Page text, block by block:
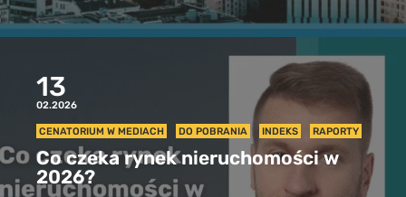
13
02.2026
CENATORIUM W MEDIACH DO POBRANIA INDEKS RAPORTY
Co czeka rynek nieruchomości w
2026?